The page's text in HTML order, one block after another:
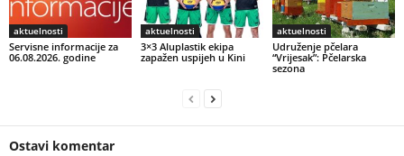
aktuelnosti
Servisne informacije za
06.08.2026. godine
aktuelnosti
3×3 Aluplastik ekipa
zapažen uspijeh u Kini
aktuelnosti
Udruženje pčelara
“Vrijesak”: Pčelarska
sezona
Ostavi komentar